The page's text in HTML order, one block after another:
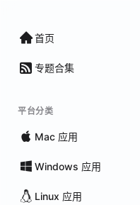
首页
专题合集
平台分类
Mac 应用
Windows 应用
Linux 应用